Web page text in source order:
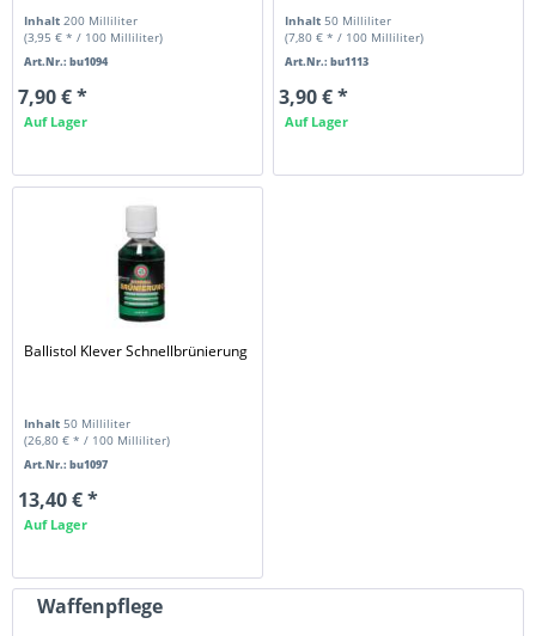
Inhalt200 Milliliter
(3,95 € * / 100 Milliliter)
Art.Nr.: bu1094
7,90 € *
Auf Lager
Inhalt50 Milliliter
(7,80 € * / 100 Milliliter)
Art.Nr.: bu1113
3,90 € *
Auf Lager
Ballistol Klever Schnellbrünierung
Inhalt 50 Milliliter
(26,80 € * / 100 Milliliter)
Art.Nr.: bu1097
13,40 € *
Auf Lager
Waffenpflege